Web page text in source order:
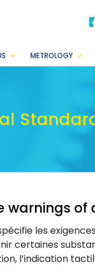
METROLOGY
warnings
les
certaines
l’indication